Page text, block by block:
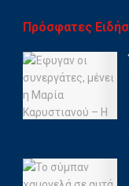
Πρόσφατες